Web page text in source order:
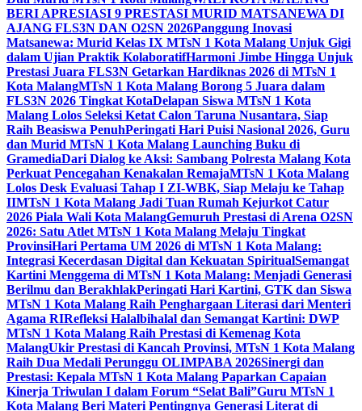
BERI APRESIASI 9 PRESTASI MURID MATSANEWA DI
AJANG FLS3N DAN O2SN 2026Panggung Inovasi
Matsanewa: Murid Kelas IX MTsN 1 Kota Malang Unjuk Gigi
dalam Ujian Praktik KolaboratifHarmoni Jimbe Hingga Unjuk
Prestasi Juara FLS3N Getarkan Hardiknas 2026 di MTsN 1
Kota MalangMTsN 1 Kota Malang Borong 5 Juara dalam
FLS3N 2026 Tingkat KotaDelapan Siswa MTsN 1 Kota
Malang Lolos Seleksi Ketat Calon Taruna Nusantara, Siap
Raih Beasiswa PenuhPeringati Hari Puisi Nasional 2026, Guru
dan Murid MTsN 1 Kota Malang Launching Buku di
GramediaDari Dialog ke Aksi: Sambang Polresta Malang Kota
Perkuat Pencegahan Kenakalan RemajaMTsN 1 Kota Malang
Lolos Desk Evaluasi Tahap I ZI-WBK, Siap Melaju ke Tahap
IIMTsN 1 Kota Malang Jadi Tuan Rumah Kejurkot Catur
2026 Piala Wali Kota MalangGemuruh Prestasi di Arena O2SN
2026: Satu Atlet MTsN 1 Kota Malang Melaju Tingkat
ProvinsiHari Pertama UM 2026 di MTsN 1 Kota Malang:
Integrasi Kecerdasan Digital dan Kekuatan SpiritualSemangat
Kartini Menggema di MTsN 1 Kota Malang: Menjadi Generasi
Berilmu dan BerakhlakPeringati Hari Kartini, GTK dan Siswa
MTsN 1 Kota Malang Raih Penghargaan Literasi dari Menteri
Agama RIRefleksi Halalbihalal dan Semangat Kartini: DWP
MTsN 1 Kota Malang Raih Prestasi di Kemenag Kota
MalangUkir Prestasi di Kancah Provinsi, MTsN 1 Kota Malang
Raih Dua Medali Perunggu OLIMPABA 2026Sinergi dan
Prestasi: Kepala MTsN 1 Kota Malang Paparkan Capaian
Kinerja Triwulan I dalam Forum “Selat Bali”Guru MTsN 1
Kota Malang Beri Materi Pentingnya Generasi Literat di